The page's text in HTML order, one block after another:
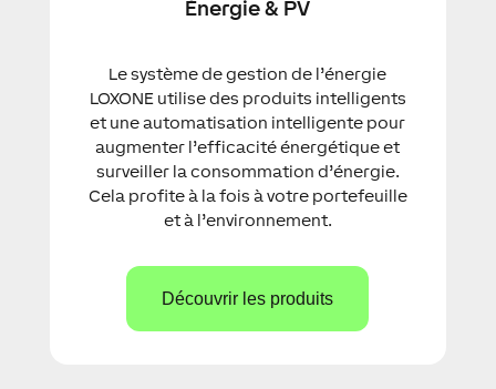
Énergie & PV
Le système de gestion de l’énergie
LOXONE utilise des produits intelligents
et une automatisation intelligente pour
augmenter l’efficacité énergétique et
surveiller la consommation d’énergie.
Cela profite à la fois à votre portefeuille
et à l’environnement.
Découvrir les produits